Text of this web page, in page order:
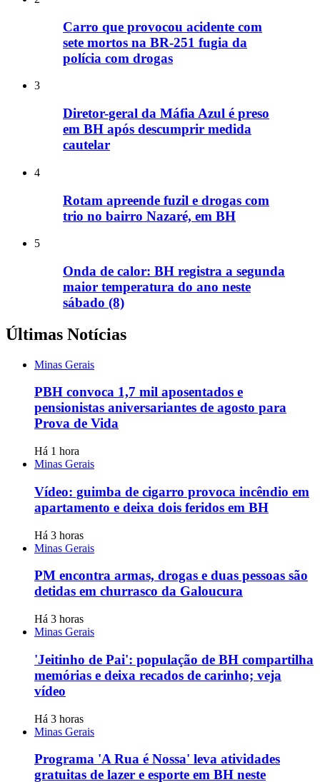
Carro que provocou acidente com
sete mortos na BR-251 fugia da
polícia com drogas
3
Diretor-geral da Máfia Azul é preso
em BH após descumprir medida
cautelar
4
Rotam apreende fuzil e drogas com
trio no bairro Nazaré, em BH
5
Onda de calor: BH registra a segunda
maior temperatura do ano neste
sábado (8)
Últimas Notícias
Minas Gerais
PBH convoca 1,7 mil aposentados e
pensionistas aniversariantes de agosto para
Prova de Vida
Há 1 hora
Minas Gerais
Vídeo: guimba de cigarro provoca incêndio em
apartamento e deixa dois feridos em BH
Há 3 horas
Minas Gerais
PM encontra armas, drogas e duas pessoas são
detidas em churrasco da Galoucura
Há 3 horas
Minas Gerais
'Jeitinho de Pai': população de BH compartilha
memórias e deixa recados de carinho; veja
vídeo
Há 3 horas
Minas Gerais
Programa 'A Rua é Nossa' leva atividades
gratuitas de lazer e esporte em BH neste